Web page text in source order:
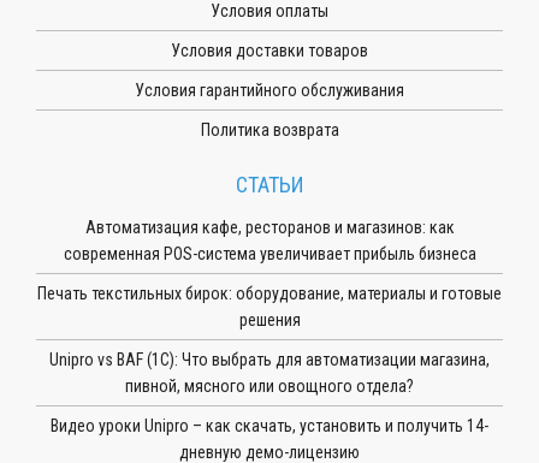
Условия оплаты
Условия доставки товаров
Условия гарантийного обслуживания
Политика возврата
СТАТЬИ
Автоматизация кафе, ресторанов и магазинов: как
современная POS-система увеличивает прибыль бизнеса
Печать текстильных бирок: оборудование, материалы и готовые
решения
Unipro vs BAF (1С): Что выбрать для автоматизации магазина,
пивной, мясного или овощного отдела?
Видео уроки Unipro – как скачать, установить и получить 14-
дневную демо-лицензию